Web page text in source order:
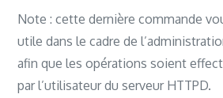
Note : cette dernière commande
utile dans le cadre de
afin que les opérations soient
par l’utilisateur du serveur HTTPD.